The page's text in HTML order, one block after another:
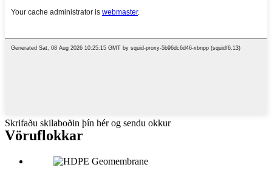
Skrifaðu skilaboðin þín hér og sendu okkur
Vöruflokkar